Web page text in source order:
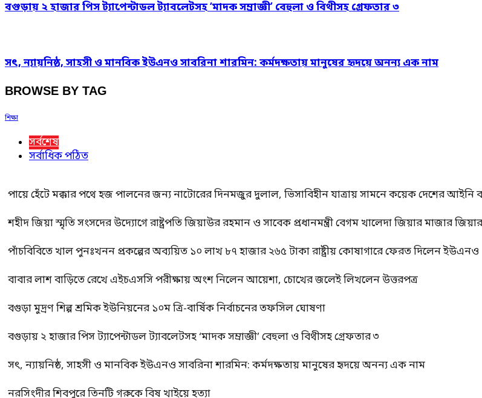
বগুড়ায় ২ হাজার পিস ট্যাপেন্টাডল ট্যাবলেটসহ ‘মাদক সম্রাজ্ঞী’ বেহুলা ও বিথীসহ গ্রেফতার ৩
সৎ, ন্যায়নিষ্ঠ, সাহসী ও মানবিক ইউএনও সাবরিনা শারমিন: কর্মদক্ষতায় মানুষের হৃদয়ে অনন্য এক নাম
BROWSE BY TAG
শিক্ষা
সর্বশেষ
সর্বাধিক পঠিত
পায়ে হেঁটে মক্কার পথে হজ পালনের জন্য নাটোরের দিনমজুর দুলাল, ভিসাবিহীন যাত্রায় সামনে কয়েক দেশের আইনি
শহীদ জিয়া স্মৃতি সংসদের উদ্যোগে রাষ্ট্রপতি জিয়াউর রহমান ও সাবেক প্রধানমন্ত্রী বেগম খালেদা জিয়ার মাজার
পাঁচবিবিতে খাল পুনঃখনন প্রকল্পের অব্যয়িত ১০ লাখ ৮৭ হাজার ২৬৫ টাকা রাষ্ট্রীয় কোষাগারে ফেরত দিলেন ইউএনও
বাবার লাশ বাড়িতে রেখে এইচএসসি পরীক্ষায় অংশ নিলেন আয়েশা, চোখের জলেই লিখলেন উত্তরপত্র
বগুড়া মুদ্রণ শিল্প শ্রমিক ইউনিয়নের ১০ম ত্রি-বার্ষিক নির্বাচনের তফসিল ঘোষণা
বগুড়ায় ২ হাজার পিস ট্যাপেন্টাডল ট্যাবলেটসহ ‘মাদক সম্রাজ্ঞী’ বেহুলা ও বিথীসহ গ্রেফতার ৩
সৎ, ন্যায়নিষ্ঠ, সাহসী ও মানবিক ইউএনও সাবরিনা শারমিন: কর্মদক্ষতায় মানুষের হৃদয়ে অনন্য এক নাম
নরসিংদীর শিবপুরে তিনটি গরুকে বিষ খাইয়ে হত্যা